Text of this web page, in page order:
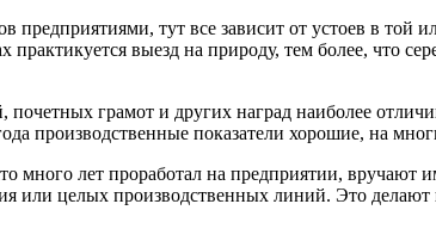
предприятиями, тут все зависит от устоев в
выезд на природу, тем более, что
почетных грамот и других наград наиболее
производственные показатели хорошие, на
много лет проработал на предприятии,
или целых производственных линий. Это